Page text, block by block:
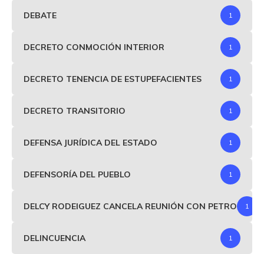
DEBATE 1
DECRETO CONMOCIÓN INTERIOR 1
DECRETO TENENCIA DE ESTUPEFACIENTES 1
DECRETO TRANSITORIO 1
DEFENSA JURÍDICA DEL ESTADO 1
DEFENSORÍA DEL PUEBLO 1
DELCY RODEIGUEZ CANCELA REUNIÓN CON PETRO 1
DELINCUENCIA 1